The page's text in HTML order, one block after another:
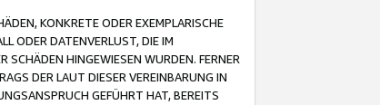
KONKRETE ODER EXEMPLARISCHE
ODER DATENVERLUST, DIE IM
HINGEWIESEN WURDEN. FERNER
DER LAUT DIESER VEREINBARUNG IN
GEFÜHRT HAT, BEREITS